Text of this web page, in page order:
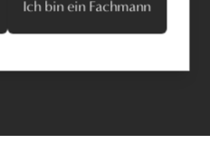
Ich bin ein Fachmann